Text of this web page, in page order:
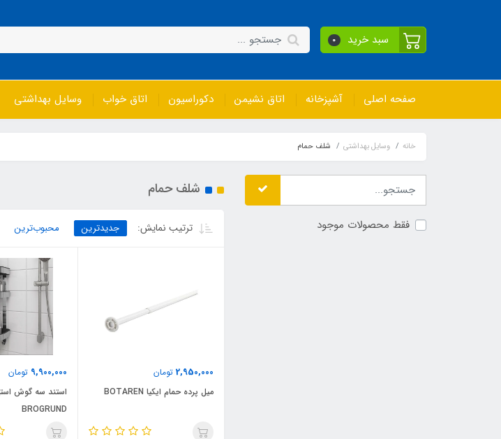
سبد خرید 0
صفحه اصلی آشپزخانه اتاق نشیمن دکوراسیون اتاق خواب وسایل بهداشتی
خانه وسایل بهداشتی شلف حمام
فقط محصولات موجود
شلف حمام
ترتیب نمایش: جدیدترین محبوب‌ترین
2,950,000 تومان
میل پرده حمام ایکیا BOTAREN
9,900,000 تومان
استند سه گوش
BROGRUND